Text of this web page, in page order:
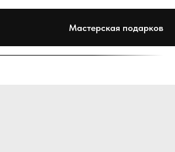
Мастерская подарков